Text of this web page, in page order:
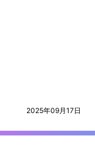
2025年09月17日